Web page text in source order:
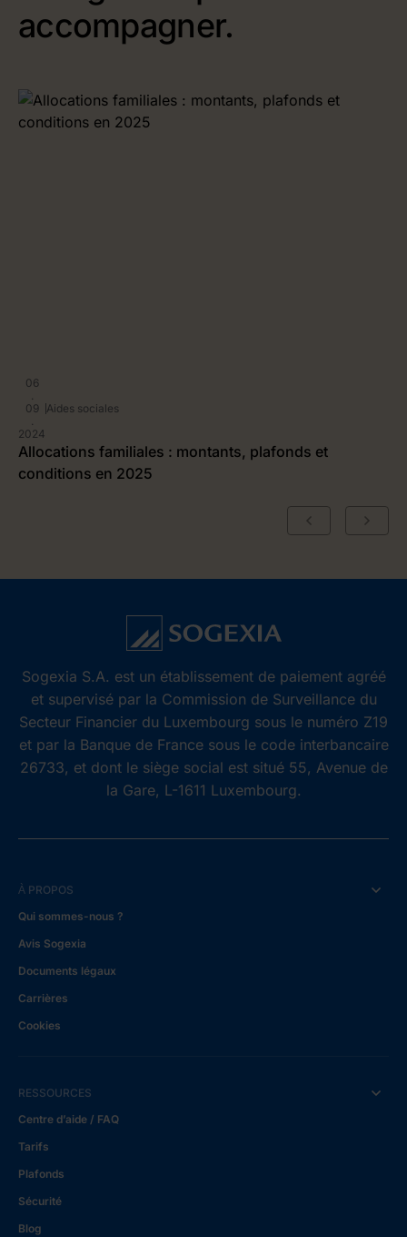
accompagner.
06
09
2024
Aides sociales
Allocations familiales : montants, plafonds et
conditions en 2025
Sogexia S.A. est un établissement de paiement agréé
et supervisé par la Commission de Surveillance du
Secteur Financier du Luxembourg sous le numéro Z19
et par la Banque de France sous le code interbancaire
26733, et dont le siège social est situé 55, Avenue de
la Gare, L-1611 Luxembourg.
À PROPOS
Qui sommes-nous ?
Avis Sogexia
Documents légaux
Carrières
Cookies
RESSOURCES
Centre d’aide / FAQ
Tarifs
Plafonds
Sécurité
Blog